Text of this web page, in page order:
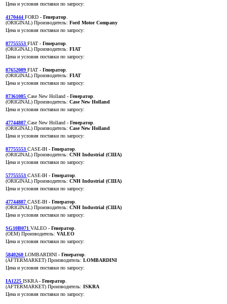
Цена и условия поставки по запросу:
4170444 FORD - Генератор.
(ORIGINAL) Производитель: Ford Motor Company
Цена и условия поставки по запросу:
87755553 FIAT - Генератор.
(ORIGINAL) Производитель: FIAT
Цена и условия поставки по запросу:
87652089 FIAT - Генератор.
(ORIGINAL) Производитель: FIAT
Цена и условия поставки по запросу:
87361085 Case New Holland - Генератор.
(ORIGINAL) Производитель: Case New Holland
Цена и условия поставки по запросу:
47744887 Case New Holland - Генератор.
(ORIGINAL) Производитель: Case New Holland
Цена и условия поставки по запросу:
87755553 CASE-IH - Генератор.
(ORIGINAL) Производитель: CNH Industrial (США)
Цена и условия поставки по запросу:
57755553 CASE-IH - Генератор.
(ORIGINAL) Производитель: CNH Industrial (США)
Цена и условия поставки по запросу:
47744887 CASE-IH - Генератор.
(ORIGINAL) Производитель: CNH Industrial (США)
Цена и условия поставки по запросу:
SG10B071 VALEO - Генератор.
(OEM) Производитель: VALEO
Цена и условия поставки по запросу:
5840260 LOMBARDINI - Генератор.
(AFTERMARKET) Производитель: LOMBARDINI
Цена и условия поставки по запросу:
IA1225 ISKRA- Генератор.
(AFTERMARKET) Производитель: ISKRA
Цена и условия поставки по запросу: